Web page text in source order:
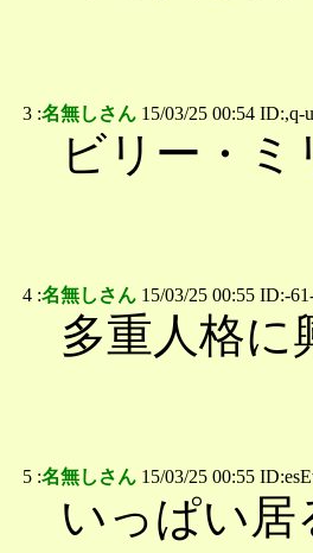
3 :名無しさん 15/03/25 00:54 ID:,q-
ビリー・
4 :名無しさん 15/03/25 00:55 ID:-
多重人格に
5 :名無しさん 15/03/25 00:55
いっぱい居